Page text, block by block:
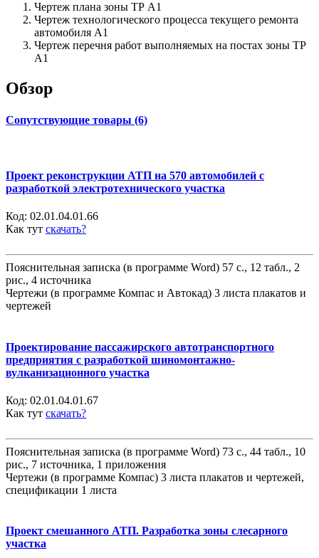
Чертеж плана зоны ТР А1
Чертеж технологического процесса текущего ремонта
автомобиля А1
Чертеж перечня работ выполняемых на постах зоны ТР
А1
Обзор
Сопутствующие товары (6)
Проект реконструкции АТП на 570 автомобилей с
разработкой электротехнического участка
Код: 02.01.04.01.66
Как тут скачать?
Пояснительная записка (в программе Word) 57 с., 12 табл., 2
рис., 4 источника
Чертежи (в программе Компас и Автокад) 3 листа плакатов и
чертежей
Проектирование пассажирского автотранспортного
предприятия с разработкой шиномонтажно-
вулканизационного участка
Код: 02.01.04.01.67
Как тут скачать?
Пояснительная записка (в программе Word) 73 с., 44 табл., 10
рис., 7 источника, 1 приложения
Чертежи (в программе Компас) 3 листа плакатов и чертежей,
спецификации 1 листа
Проект смешанного АТП. Разработка зоны слесарного
участка